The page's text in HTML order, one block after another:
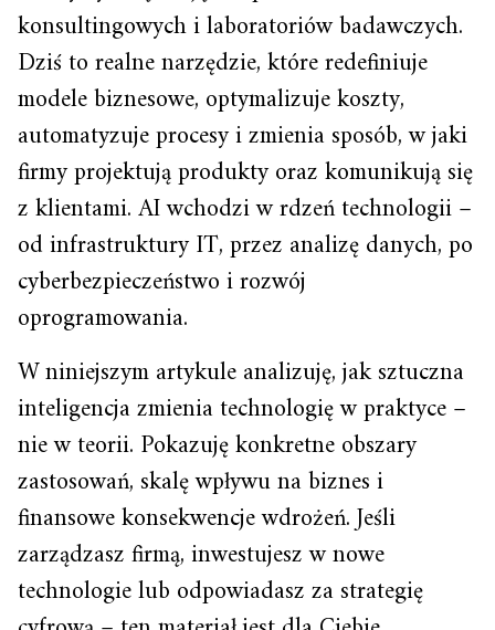
konsultingowych i laboratoriów badawczych.
Dziś to realne narzędzie, które redefiniuje
modele biznesowe, optymalizuje koszty,
automatyzuje procesy i zmienia sposób, w jaki
firmy projektują produkty oraz komunikują się
z klientami. AI wchodzi w rdzeń technologii –
od infrastruktury IT, przez analizę danych, po
cyberbezpieczeństwo i rozwój
oprogramowania.
W niniejszym artykule analizuję, jak sztuczna
inteligencja zmienia technologię w praktyce –
nie w teorii. Pokazuję konkretne obszary
zastosowań, skalę wpływu na biznes i
finansowe konsekwencje wdrożeń. Jeśli
zarządzasz firmą, inwestujesz w nowe
technologie lub odpowiadasz za strategię